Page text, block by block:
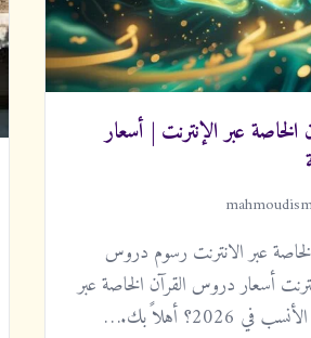
عبر الإنترنت | أسعار
عبر الانترنت رسوم دروس
أسعار دروس القرآن الخاصة عبر
أهلاً بك.…